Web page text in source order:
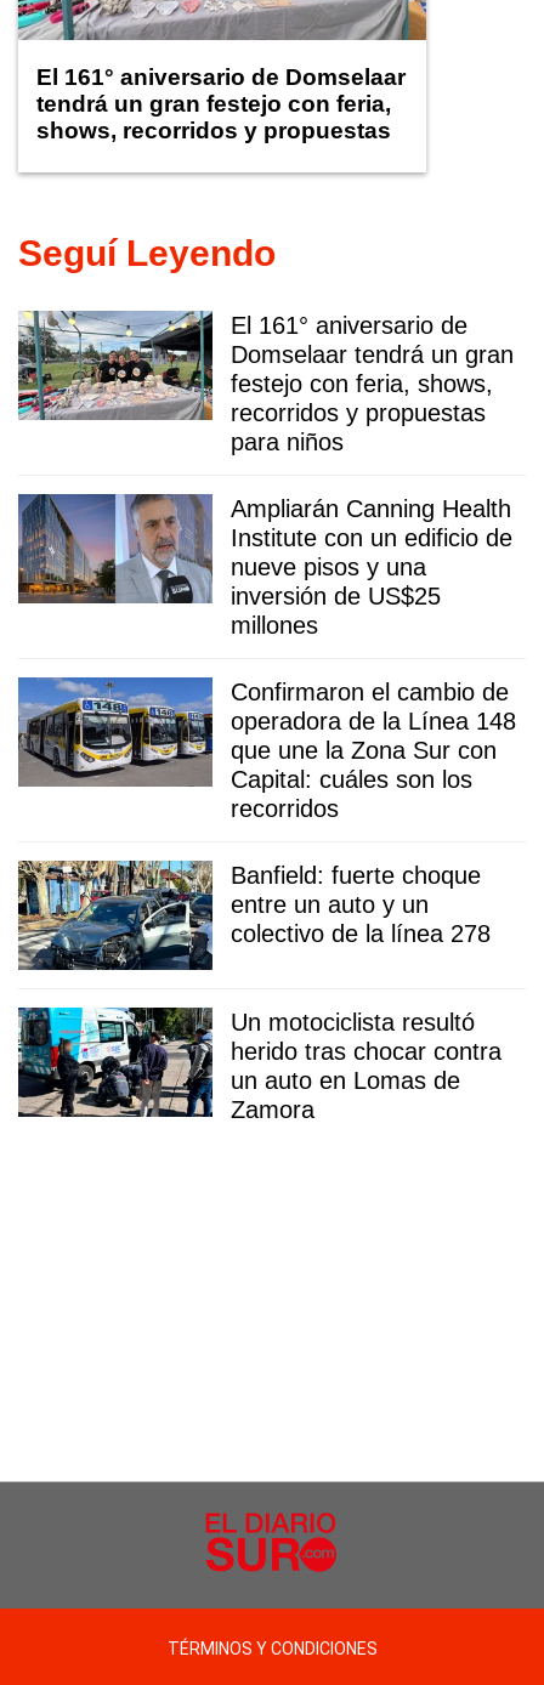
El 161° aniversario de Domselaar
tendrá un gran festejo con feria,
shows, recorridos y propuestas
Seguí Leyendo
El 161° aniversario de
Domselaar tendrá un gran
festejo con feria, shows,
recorridos y propuestas
para niños
Ampliarán Canning Health
Institute con un edificio de
nueve pisos y una
inversión de US$25
millones
Confirmaron el cambio de
operadora de la Línea 148
que une la Zona Sur con
Capital: cuáles son los
recorridos
Banfield: fuerte choque
entre un auto y un
colectivo de la línea 278
Un motociclista resultó
herido tras chocar contra
un auto en Lomas de
Zamora
TÉRMINOS Y CONDICIONES